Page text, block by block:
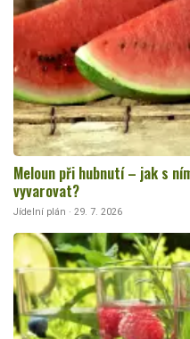
Meloun při hubnutí – jak s
vyvarovat?
Jídelní plán · 29. 7. 2026